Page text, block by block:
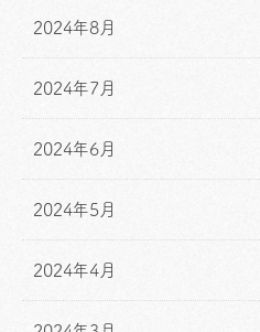
2024年8月
2024年7月
2024年6月
2024年5月
2024年4月